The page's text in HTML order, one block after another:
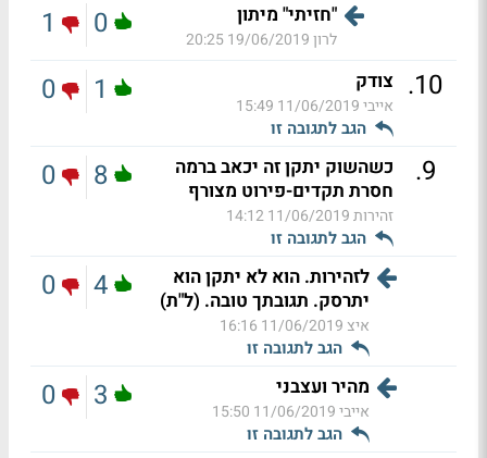
"חזיתי" מיתון
לרון19/06/2019 20:25
0
1
10
. צודק
אייבי11/06/2019 15:49
הגב לתגובה זו
1
0
9
.
כשהשוק יתקן זה יכאב ברמה
חסרת תקדים-פירוט מצורף
זהירות11/06/2019 14:12
הגב לתגובה זו
8
0
לזהירות. הוא לא יתקן הוא
יתרסק. תגובתך טובה. (ל"ת)
איצ 11/06/2019 16:16
הגב לתגובה זו
4
0
מהיר ועצבני
אייבי11/06/2019 15:50
הגב לתגובה זו
3
0